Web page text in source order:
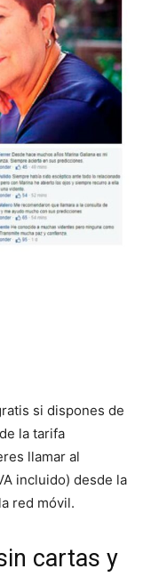
si dispones de
la tarifa
llamar al
incluido) desde la
red móvil.
cartas y